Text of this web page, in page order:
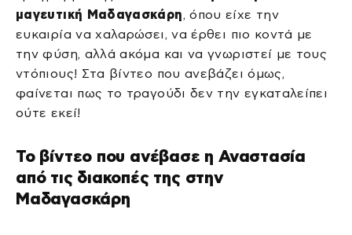
μαγευτική Μαδαγασκάρη, όπου είχε την
ευκαιρία να χαλαρώσει, να έρθει πιο κοντά με
την φύση, αλλά ακόμα και να γνωριστεί με τους
ντόπιους! Στα βίντεο που ανεβάζει όμως,
φαίνεται πως το τραγούδι δεν την εγκαταλείπει
ούτε εκεί!
Το βίντεο που ανέβασε η Αναστασία
από τις διακοπές της στην
Μαδαγασκάρη